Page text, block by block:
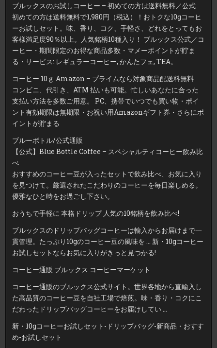
ブルックスのお試しコーヒー – 初めての方は送料無料／公式
初めての方は送料無料で1,980円（税込）！おトクな10gコーヒ
ーお試しセット。味、香り、コク、手軽さ、どれをとってもお
客様満足度90％以上。人気銘柄10種入り！ ブルックス公式／コ
ーヒー・期間限定のお得な商品多数・マメーポイントが貯ま
る・サービス: レギュラーコーヒー, かんたフェ, TEA。
コーヒー 10ｇ Amazon – プライムなら対象商品配送料無料
コンビニ、代引き、ATM 払いも可能。忙しいあなたに合った
支払い方法を多数ご用意。 PC、携帯でいつでも買い物・ポイ
ント有効期限は無期限・お祝い用Amazonギフト券・さらにポ
イントが貯まる
ブルーボトル/公式通販
【公式】Blue Bottle Coffee – スペシャルティコーヒー飲み比
べ
おすすめのコーヒー豆が入ったセットで飲み比べ、お気に入り
を見つけて。厳選されたこだわりのコーヒーを毎日楽しめる。
優雅なひと時をお過ごし下さい。
おうちで手軽に 本格ドリップ 人気の10銘柄を飲み比べ!
ブルックスのドリップバッグコーヒーは輸入からお届けまで一
貫管理。たっぷり10gのコーヒー豆の風味を … 新・10gコーヒー
お試しセットならお気に入りがきっと見つかる!
コーヒー通販 ブルックス コーヒーマーケット
コーヒー通販のブルックス公式サイト。世界各地から直輸入し
た高品質のコーヒー豆を自社工場で焙煎。味・香り・コクにこ
だわったドリップバッグコーヒーをお届けしてい …
新・10gコーヒーお試しセット-ドリップバッグ-新商品・おすす
め-お試しセット